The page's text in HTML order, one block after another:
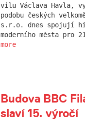
vilu Václava Havla,
podobu českých
s.r.o. dnes spojují
moderního města pro
more
Budova BBC
slaví 15. výročí